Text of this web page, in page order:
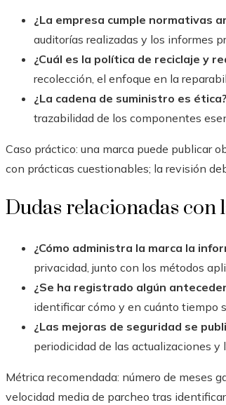
¿La empresa cumple normativas
auditorías realizadas y los informes
¿Cuál es la política de reciclaje y
recolección, el enfoque en la
¿La cadena de suministro es ética?
trazabilidad de los componentes
Caso práctico: una marca puede publicar
con prácticas cuestionables; la revisión
Dudas relacionadas con
¿Cómo administra la marca la
privacidad, junto con los métodos
¿Se ha registrado algún
identificar cómo y en cuánto tiempo
¿Las mejoras de seguridad se
periodicidad de las actualizaciones
Métrica recomendada: número de meses
velocidad media de parcheo tras